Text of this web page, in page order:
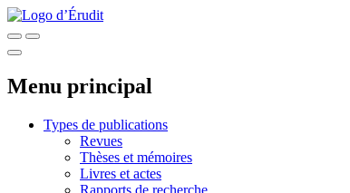
Menu principal
Types de publications
Revues
Thèses et mémoires
Livres et actes
Rapports de recherche